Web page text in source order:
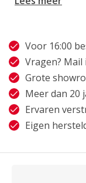
Voor 16:00
Vragen? Mail
Grote
Meer dan 20
Ervaren
Eigen